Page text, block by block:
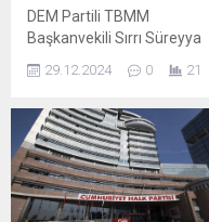
DEM Partili TBMM
Başkanvekili Sırrı Süreyya
Pervin Buldan, dün İmralı'da
"ÖCALAN BİZE
SORUMLULUK YÜKLEDİ"
Buldan, ziyarete ilişkin
yaptığı açıklamada,
Öcalan’ın mesajlarını
29.12.2024 0 21